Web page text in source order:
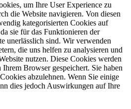
um Ihre User Experience zu
die Website navigieren. Von diesen
kategorisierten Cookies auf
sie für das Funktionieren der
unerlässlich sind. Wir verwenden
die uns helfen zu analysieren und
nutzen. Diese Cookies werden
Browser gespeichert. Sie haben
abzulehnen. Wenn Sie einige
dies jedoch Auswirkungen auf Ihre